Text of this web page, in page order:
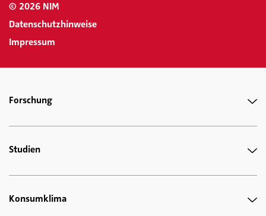
© 2026 NIM
Datenschutzhinweise
Impressum
Forschung
Studien
Konsumklima